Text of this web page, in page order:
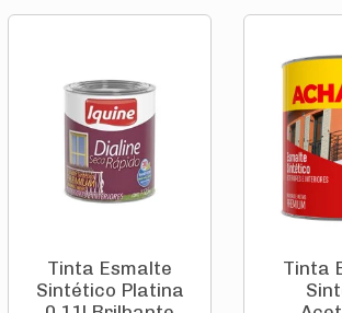
Tinta Esmalte
Sintético Platina
Tinta